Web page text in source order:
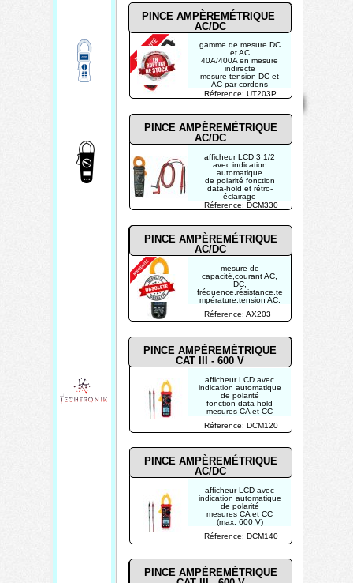
Copyright 2026
08/08/2026
Créé par
TECHTRONIK
Contact
Home
Réference: UT203P
Réference: AX203
PINCE AMPÈREMÉTRIQUE
AC/DC
PINCE AMPÈREMÉTRIQUE
AC/DC
Capacité 100 nF - 2500
µF
Testeur de diodes
True-RMS
mesure de
capacité,courant AC,
DC,
fréquence,résistance,te
mpérature,tension AC,
CAT III 600V
de 10mA a 40A/400A
gamme de mesure DC
et AC
40A/400A en mesure
indirecte
mesure tension DC et
AC par cordons
fréquence de
10...10MHz
afficheur LCD avec
indication automatique
de polarité
mesures CA et CC
(max. 600 V)
CA (max. 500 A)
mesures de courants
max. Ø du conducteur:
23 mm
Réference: DCM140
PINCE AMPÈREMÉTRIQUE
AC/DC
Réference: DCM120
afficheur LCD avec
indication automatique
de polarité
fonction data-hold
mesures CA et CC
mesures de courants
CA (max. 500 A)
23 mm
PINCE AMPÈREMÉTRIQUE
CAT III - 600 V
PINCE AMPÈREMÉTRIQUE
AC/DC
afficheur LCD 3 1/2
avec indication
automatique
de polarité fonction
data-hold et rétro-
éclairage
mesures de courants
CA: max. 400A
(max. 600V) et CC
(max. 600V)
Réference: DCM330
PINCE AMPÈREMÉTRIQUE